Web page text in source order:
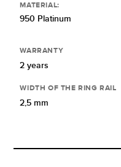
MATERIAL:
950 Platinum
WARRANTY
2 years
WIDTH OF THE RING RAIL
2,5 mm